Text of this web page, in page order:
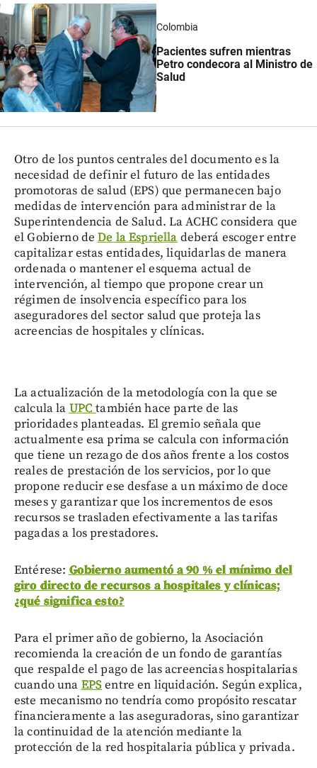
Colombia
Pacientes sufren mientras
Petro condecora al Ministro de
Salud
Otro de los puntos centrales del documento es la
necesidad de definir el futuro de las entidades
promotoras de salud (EPS) que permanecen bajo
medidas de intervención para administrar de la
Superintendencia de Salud. La ACHC considera que
el Gobierno deDe la Espriella deberá escoger entre
capitalizar estas entidades, liquidarlas de manera
ordenada o mantener el esquema actual de
intervención, al tiempo que propone crear un
régimen de insolvencia específico para los
aseguradores del sector salud que proteja las
acreencias de hospitales y clínicas.
La actualización de la metodología con la que se
calcula la UPCtambién hace parte de las
prioridades planteadas. El gremio señala que
actualmente esa prima se calcula con información
que tiene un rezago de dos años frente a los costos
reales de prestación de los servicios, por lo que
propone reducir ese desfase a un máximo de doce
meses y garantizar que los incrementos de esos
recursos se trasladen efectivamente a las tarifas
pagadas a los prestadores.
Entérese: Gobierno aumentó a 90 % el mínimo del
giro directo de recursos a hospitales y clínicas;
¿qué significa esto?
Para el primer año de gobierno, la Asociación
recomienda la creación de un fondo de garantías
que respalde el pago de las acreencias hospitalarias
cuando una EPS entre en liquidación. Según explica,
este mecanismo no tendría como propósito rescatar
financieramente a las aseguradoras, sino garantizar
la continuidad de la atención mediante la
protección de la red hospitalaria pública y privada.